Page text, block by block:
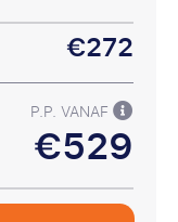
€272
P.P. VANAF
€529